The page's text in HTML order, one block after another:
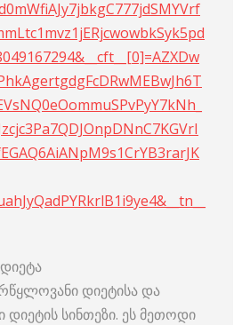
დიეტისა და
დიეტის სინთეზი. ეს მეთოდი